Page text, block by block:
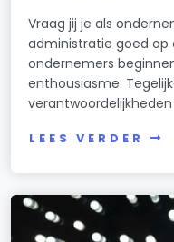
Vraag jij je als
administratie goed op
ondernemers
enthousiasme.
verantwoordelijkheden
LEES VERDER